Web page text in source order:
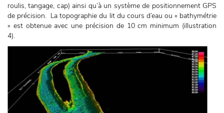
roulis, tangage, cap) ainsi qu’à un système de positionnement GPS
de précision. La topographie du lit du cours d’eau ou « bathymétrie
» est obtenue avec une précision de 10 cm minimum (illustration
4).